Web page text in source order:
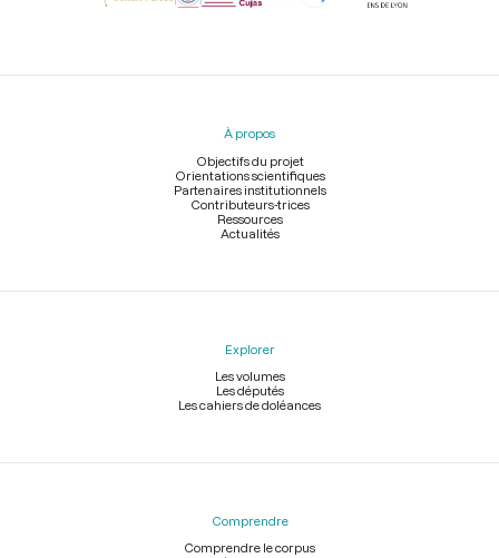
Menu
À propos
Objectifs du projet
Orientations scientifiques
Partenaires institutionnels
Contributeurs-trices
Ressources
Actualités
Explorer
Les volumes
Les députés
Les cahiers de doléances
Comprendre
Comprendre le corpus